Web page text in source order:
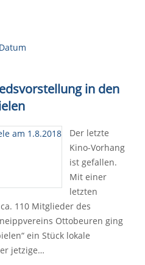
Datum
in den
Der letzte
Kino-Vorhang
ist gefallen.
Mit einer
letzten
110 Mitglieder des
Ottobeuren ging
ein Stück lokale
jetzige…